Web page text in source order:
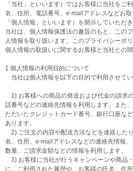
「当社」といいます）ではお客様に当社をご
名、住所、電話番号、e-mailアドレスなどお
「個人情報」といいます）を開示していただき
当社は、個人情報保護法の趣旨のもと、この
人情報を取り扱います。このプライバシーポ
個人情報の取扱いに関するお客様と当社との間
1.個人情報の利用目的について
当社は個人情報を以下の目的で利用させてい
1) お客様への商品の発送および代金の請求
話番号などの連絡先情報を利用します。また
ただいたクレジットカード番号、銀行口座な
あります。
2) ご注文の内容や配送方法などを連絡した
名、住所、e-mailアドレスなどの連絡先情報
数量、ご請求金額などの情報を利用します。
3) お客様に当社が行うキャンペーンや商品
に、ご利用された履歴や、お客様の氏名、住